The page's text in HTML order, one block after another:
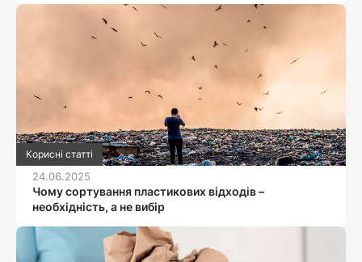
Корисні статті
24.06.2025
Чому сортування пластикових відходів –
необхідність, а не вибір